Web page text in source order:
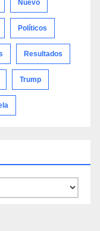
Nuevo
Políticos
Resultados
Trump